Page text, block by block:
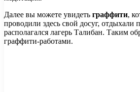
Далее вы можете увидеть граффити,
проводили здесь свой досуг,
располагался лагерь Талибан. Таким
граффити-работами.